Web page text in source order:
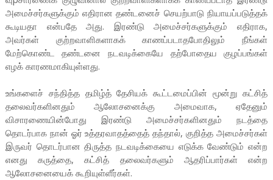
அமைச்சர்களுக்கும் எதிரான தண்டனைச் செயற்பாடு நியாயப்படுத்தக்
கூடியதா என்பதே அது. இரண்டு அமைச்சர்களுக்கும் எதிராக,
அவர்கள் குற்றவாளிகளாகக் காணப்படாதபோதிலும் நீங்கள்
மேற்கொண்ட தண்டனை நடவடிக்கையே தற்போதைய குழப்பங்கள்
எழக் காரணமாகியுள்ளது.
உங்களைச் சந்தித்த தமிழ்த் தேசியக் கூட்டமைப்பின் மூன்று கட்சித்
தலைவர்களினதும் ஆலோசனைக்கு அமைவாக, ஏதேனும்
விசாரணையின்போது இரண்டு அமைச்சர்களினதும் நடத்தை
தொடர்பாக நான் ஓர் உத்தரவாதத்தைத் தந்தால், குறித்த அமைச்சர்கள்
இருவர் தொடர்பான திருத்த நடவடிக்கையை எடுக்க வேண்டும் என்ற
எனது கருத்தை, கட்சித் தலைவர்களும் ஆதரிப்பார்கள் என்ற
ஆலோசனையைக் கூறியுள்ளீர்கள்.